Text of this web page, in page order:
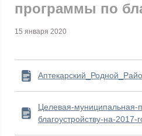
программы по
15 января 2020
Целевая-муниципальная-
благоустройству-на-2017-